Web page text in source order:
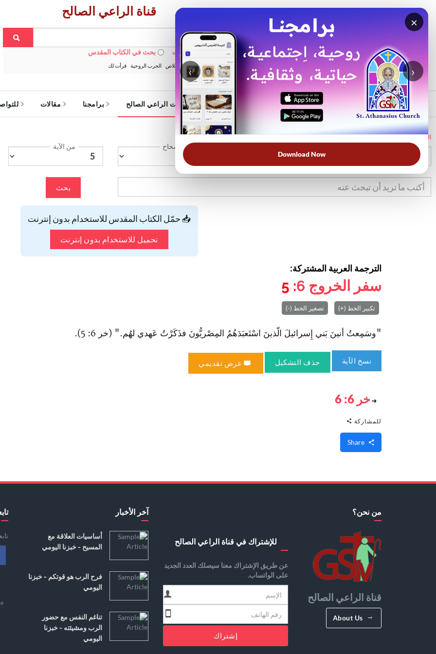
×
‹ ›
Download Now
قناة الراعي الصالح
بحث في الويبسايت بحث في الكتاب المقدس
الأكثر بحثًا: خبزنا اليومي الخلاص الحرب الروحية قرأت لك
الرئيسية خدمات الراعي الصالح برامجنا مقالات
الرئيسية
الإصحاح من الآية
بحث
📥 حمّل الكتاب المقدس للاستخدام بدون إنترنت
تحميل للاستخدام بدون إنترنت
الترجمة العربية المشتركة:
سفر الخروج 6
: 5
تكبير الخط (+) تصغير الخط (-)
"وسَمِعتُ أنينَ بَني إِسرائيلَ الّذينَ ا‏سْتَعبَدَهُمُ المِصْريُّونَ فذَكَرْتُ عَهدي لهُم." (خر 6: 5).
نسخ الآية حذف التشكيل عرض تقديمي
خر 6: 6
للمشاركة
من نحن؟
قناة الراعي الصالح
About Us
للإشتراك في قناة الراعي الصالح
عن طريق الإشتراك معنا سيصلك العدد الجديد
على الواتساب.
إشتراك
آخر الأخبار
أساسيات العلاقة مع
المسيح - خبزنا اليومي
فرح الرب هو قوتكم - خبزنا
اليومي
تناغم النفس مع حضور
الرب ومشيئته - خبزنا
اليومي